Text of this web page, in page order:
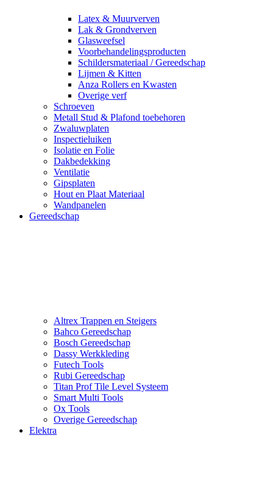
Latex & Muurverven
Lak & Grondverven
Glasweefsel
Voorbehandelingsproducten
Schildersmateriaal / Gereedschap
Lijmen & Kitten
Anza Rollers en Kwasten
Overige verf
Schroeven
Metall Stud & Plafond toebehoren
Zwaluwplaten
Inspectieluiken
Isolatie en Folie
Dakbedekking
Ventilatie
Gipsplaten
Hout en Plaat Materiaal
Wandpanelen
Gereedschap
Altrex Trappen en Steigers
Bahco Gereedschap
Bosch Gereedschap
Dassy Werkkleding
Futech Tools
Rubi Gereedschap
Titan Prof Tile Level Systeem
Smart Multi Tools
Ox Tools
Overige Gereedschap
Elektra